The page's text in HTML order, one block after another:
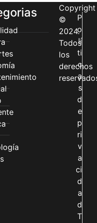
A
Copyright
©
2024.
Todos
los
derechos
P
o
lí
ti
c
a
s
d
e
p
ri
v
a
ci
d
a
d
T